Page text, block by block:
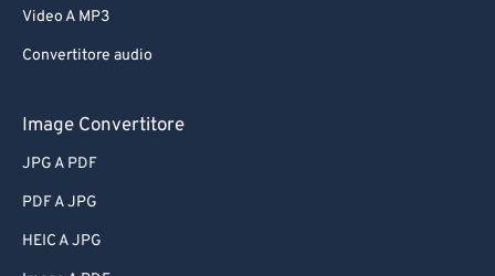
Video A MP3
Convertitore audio
Image Convertitore
JPG A PDF
PDF A JPG
HEIC A JPG